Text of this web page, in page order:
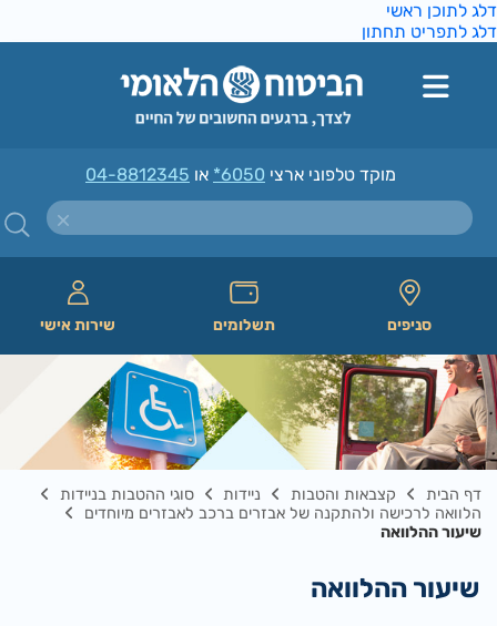
לתוכן ראשי
לתפריט תחתון
מוקד טלפוני ארצי*6050או04-8812345
סניפים תשלומים שירות אישי
דף הבית קצבאות והטבות ניידות
סוגי ההטבות בניידות
הלוואה לרכישה ולהתקנה של אבזרים ברכב לאבזרים מיוחדים
שיעור ההלוואה
שיעור ההלוואה